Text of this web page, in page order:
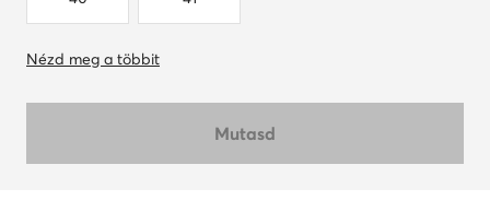
Nézd meg a többit
Mutasd